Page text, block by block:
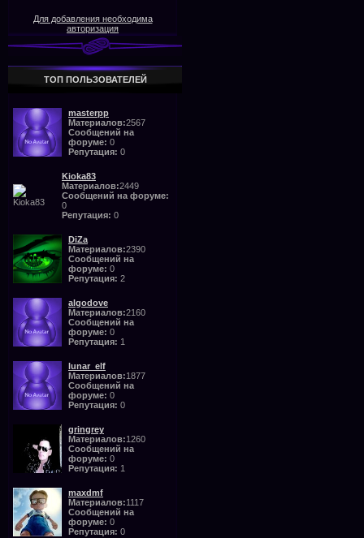
Для добавления необходима
авторизация
ТОП ПОЛЬЗОВАТЕЛЕЙ
masterpp
Материалов:2567
Сообщений на
форуме: 0
Репутация: 0
Kioka83
Материалов:2449
Сообщений на форуме:
0
Репутация: 0
DiZa
Материалов:2390
Сообщений на
форуме: 0
Репутация: 2
algodove
Материалов:2160
Сообщений на
форуме: 0
Репутация: 1
lunar_elf
Материалов:1877
Сообщений на
форуме: 0
Репутация: 0
gringrey
Материалов:1260
Сообщений на
форуме: 0
Репутация: 1
maxdmf
Материалов:1117
Сообщений на
форуме: 0
Репутация: 0